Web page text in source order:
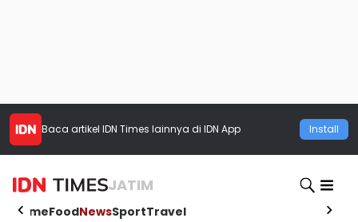
Baca artikel IDN Times lainnya di IDN App Install
JATIM
HomeFoodNewsSportTravel